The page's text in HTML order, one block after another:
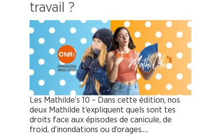
travail ?
Les Mathilde’s 10 – Dans cette édition, nos
deux Mathilde t’expliquent quels sont tes
droits face aux épisodes de canicule, de
froid, d’inondations ou d’orages.…